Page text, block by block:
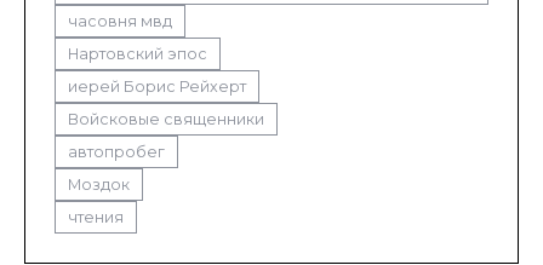
часовня мвд
Нартовский эпос
иерей Борис Рейхерт
Войсковые священники
автопробег
Моздок
чтения